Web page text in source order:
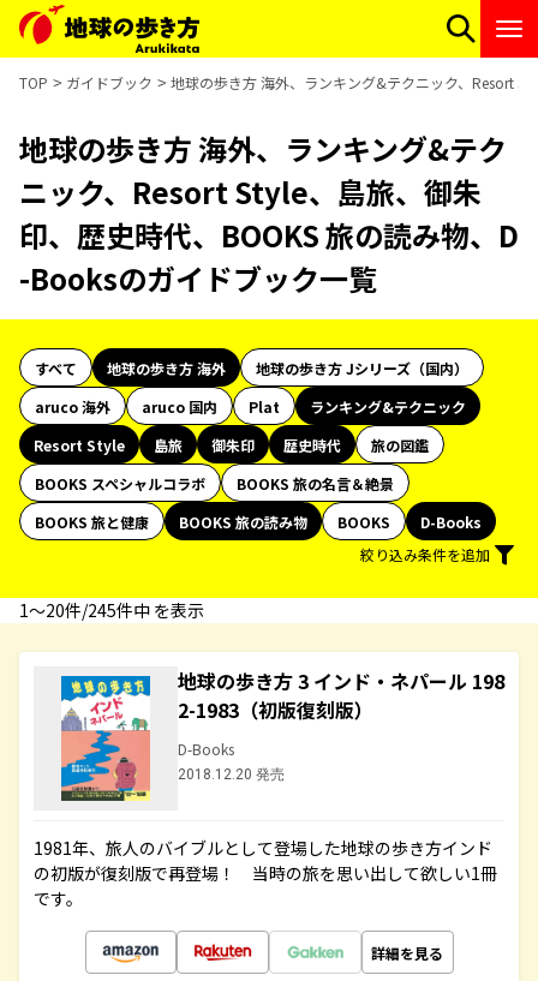
TOP ガイドブック 地球の歩き方 海外、ランキング&テクニック、Resort
地球の歩き方 海外、ランキング&テク
ニック、Resort Style、島旅、御朱
印、歴史時代、BOOKS 旅の読み物、D
-Booksのガイドブック一覧
すべて 地球の歩き方 海外
地球の歩き方 Jシリーズ（国内）
aruco 海外
aruco 国内 Plat
ランキング&テクニック
Resort Style
島旅 御朱印 歴史時代
旅の図鑑
BOOKS スペシャルコラボ
BOOKS 旅の名言＆絶景
BOOKS 旅と健康
BOOKS 旅の読み物 BOOKS
D-Books
絞り込み条件を追加
1〜20件/245件中 を表示
地球の歩き方 3 インド・ネパール 198
2-1983（初版復刻版）
D-Books
2018.12.20 発売
1981年、旅人のバイブルとして登場した地球の歩き方インド
の初版が復刻版で再登場！ 当時の旅を思い出して欲しい1冊
です。
詳細を見る